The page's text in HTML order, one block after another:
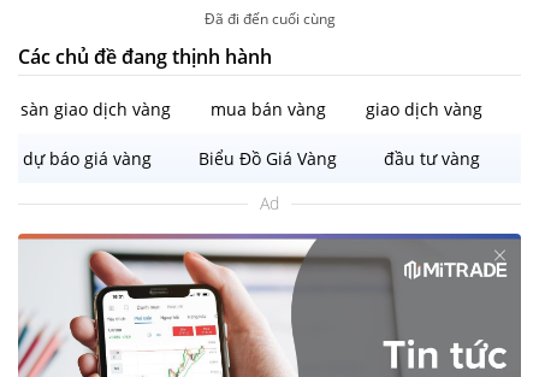
Đã đi đến cuối cùng
Các chủ đề đang thịnh hành
sàn giao dịch vàng mua bán vàng giao dịch vàng
dự báo giá vàng Biểu Đồ Giá Vàng
đầu tư vàng
Ad